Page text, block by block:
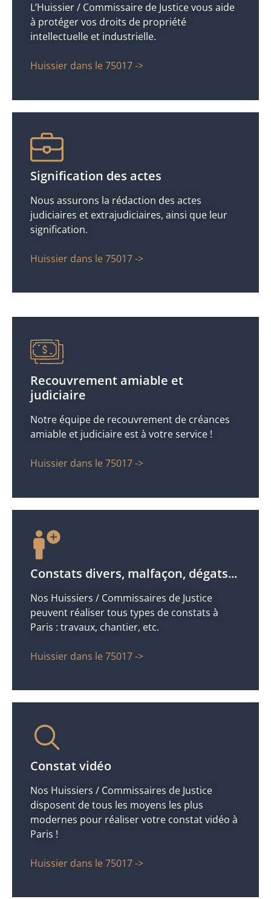
L’Huissier / Commissaire de Justice vous aide
à protéger vos droits de propriété
intellectuelle et industrielle.
Huissier dans le 75017 ->
Signification des actes
Nous assurons la rédaction des actes
judiciaires et extrajudiciaires, ainsi que leur
signification.
Huissier dans le 75017 ->
Recouvrement amiable et
judiciaire
Notre équipe de recouvrement de créances
amiable et judiciaire est à votre service !
Huissier dans le 75017 ->
Constats divers, malfaçon, dégats...
Nos Huissiers / Commissaires de Justice
peuvent réaliser tous types de constats à
Paris : travaux, chantier, etc.
Huissier dans le 75017 ->
Constat vidéo
Nos Huissiers / Commissaires de Justice
disposent de tous les moyens les plus
modernes pour réaliser votre constat vidéo à
Paris !
Huissier dans le 75017 ->